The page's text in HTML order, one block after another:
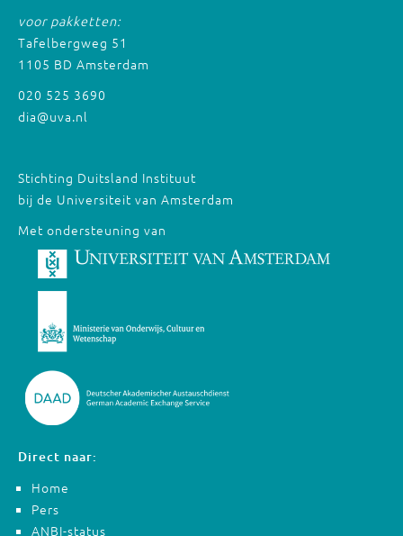
voor pakketten:
Tafelbergweg 51
1105 BD Amsterdam
020 525 3690
dia@uva.nl
Stichting Duitsland Instituut
bij de Universiteit van Amsterdam
Met ondersteuning van
Direct naar:
Home
Pers
ANBI-status